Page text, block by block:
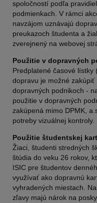
spoločností podľa
podmienkach. V rámci
navzájom uznávajú
preukazoch študenta a
zverejnený na webovej
Použitie v dopravných
Predplatené časové lístky
dopravu je možné
dopravných podnikoch -
použitie v dopravných
zakúpená mimo DPMK,
potreby vizuálnej kontroly.
Použitie študentskej
Žiaci, študenti stredných
štúdia do veku 26 rokov,
ISIC pre študentov
využívať ako dopravnú
vyhradených miestach.
zľavy majú nárok na